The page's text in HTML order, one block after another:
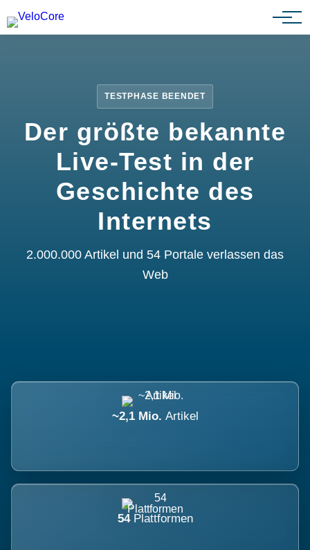
Partnerprogramm
TESTPHASE BEENDET
Der größte bekannte
Live-Test in der
Geschichte des
Internets
2.000.000 Artikel und 54 Portale verlassen das
Web
~2,1 Mio. Artikel
54 Plattformen